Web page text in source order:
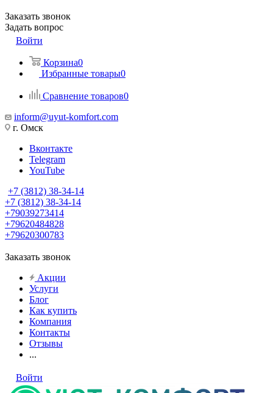
Заказать звонок
Задать вопрос
Войти
Корзина0
Избранные товары0
Сравнение товаров0
inform@uyut-komfort.com
г. Омск
Вконтакте
Telegram
YouTube
+7 (3812) 38-34-14
+7 (3812) 38-34-14
+79039273414
+79620484828
+79620300783
Заказать звонок
Акции
Услуги
Блог
Как купить
Компания
Контакты
Отзывы
...
Войти